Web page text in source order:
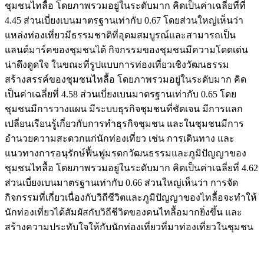
ชุมชนไทลื้อ โดยภาพรวมอยู่ในระดับมาก คิดเป็นค่าเฉลี่ยที่ที่
4.45 ส่วนเบี่ยงเบนมาตรฐานเท่ากับ 0.67 โดยส่วนใหญ่เห็นว่า
แหล่งท่องเที่ยวมีธรรมชาติที่อุดมสมบูรณ์และสามารถเป็น
แลนด์มาร์คของชุมชนได้ กิจกรรมของชุมชนมีความโดดเด่น
น่าดึงดูดใจ ในขณะที่รูปแบบการท่องเที่ยวเชิงวัฒนธรรม
สร้างสรรค์ของชุมชนไทลื้อ โดยภาพรวมอยู่ในระดับมาก คิด
เป็นค่าเฉลี่ยที่ 4.58 ส่วนเบี่ยงเบนมาตรฐานเท่ากับ 0.65 โดย
ชุมชนมีการวางแผน มีระบบธุรกิจชุมชนที่ชัดเจน มีการแลก
เปลี่ยนเรียนรู้เกี่ยวกับการทำธุรกิจชุมชน และในชุมชนมีการ
อำนวยความสะดวกแก่นักท่องเที่ยว เช่น การเดินทาง และ
แนวทางการอนุรักษ์ฟื้นฟูมรดกวัฒนธรรมและภูมิปัญญาของ
ชุมชนไทลื้อ โดยภาพรวมอยู่ในระดับมาก คิดเป็นค่าเฉลี่ยที่ 4.62
ส่วนเบี่ยงเบนมาตรฐานเท่ากับ 0.66 ส่วนใหญ่เห็นว่า การจัด
กิจกรรมที่เกี่ยวเนื่องกับวิถีชีวิตและภูมิปัญญาของไทลื้อจะทำให้
นักท่องเที่ยวได้สัมผัสกับวิถีชีวิตของคนไทลื้อมากยิ่งขึ้น และ
สร้างความประทับใจให้กับนักท่องเที่ยวที่มาท่องเที่ยวในชุมชน